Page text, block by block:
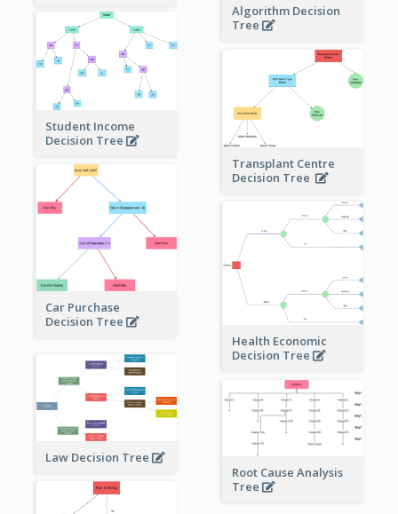
Algorithm Decision
Tree
Student Income
Decision Tree
Transplant Centre
Decision Tree
Car Purchase
Decision Tree
Health Economic
Decision Tree
Law Decision Tree
Root Cause Analysis
Tree